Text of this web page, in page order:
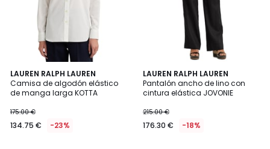
LAUREN RALPH LAUREN
Camisa de algodón elástico
de manga larga KOTTA
175.00 €
134.75 € -23%
4,3
/ 5
LAUREN RALPH LAUREN
Pantalón ancho de lino con
cintura elástica JOVONIE
215.00 €
176.30 € -18%
3
/
5